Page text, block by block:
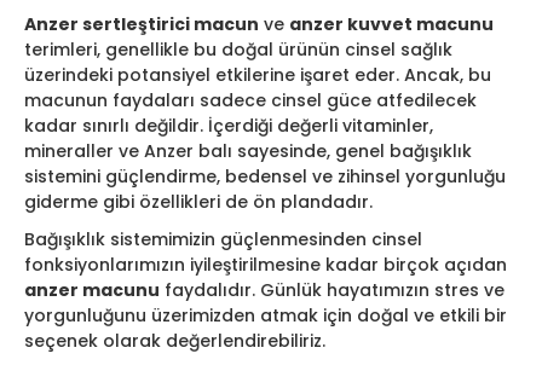
Anzer sertleştirici macun ve anzer kuvvet macunu
terimleri, genellikle bu doğal ürünün cinsel sağlık
üzerindeki potansiyel etkilerine işaret eder. Ancak, bu
macunun faydaları sadece cinsel güce atfedilecek
kadar sınırlı değildir. İçerdiği değerli vitaminler,
mineraller ve Anzer balı sayesinde, genel bağışıklık
sistemini güçlendirme, bedensel ve zihinsel yorgunluğu
giderme gibi özellikleri de ön plandadır.
Bağışıklık sistemimizin güçlenmesinden cinsel
fonksiyonlarımızın iyileştirilmesine kadar birçok açıdan
anzer macunu faydalıdır. Günlük hayatımızın stres ve
yorgunluğunu üzerimizden atmak için doğal ve etkili bir
seçenek olarak değerlendirebiliriz.